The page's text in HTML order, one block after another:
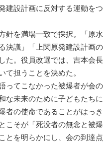
建設計画に反対する運動をつ
針を満場一致で採択。「原水
決議」「上関原発建設計画の
た。役員改選では、吉本会長
て担うことを決めた。
ってこなかった被爆者が会の
な未来のために子どもたちに
者の使命であることがはっき
こそが「死没者の無念と被爆
とを明らかにし、会の到達点